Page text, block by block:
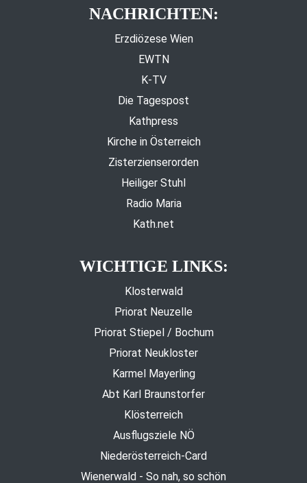
NACHRICHTEN:
Erzdiözese Wien
EWTN
K-TV
Die Tagespost
Kathpress
Kirche in Österreich
Zisterzienserorden
Heiliger Stuhl
Radio Maria
Kath.net
WICHTIGE LINKS:
Klosterwald
Priorat Neuzelle
Priorat Stiepel / Bochum
Priorat Neukloster
Karmel Mayerling
Abt Karl Braunstorfer
Klösterreich
Ausflugsziele NÖ
Niederösterreich-Card
Wienerwald - So nah, so schön